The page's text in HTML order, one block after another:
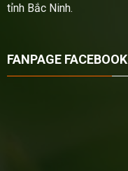
tỉnh Bắc Ninh.
FANPAGE FACEBOOK